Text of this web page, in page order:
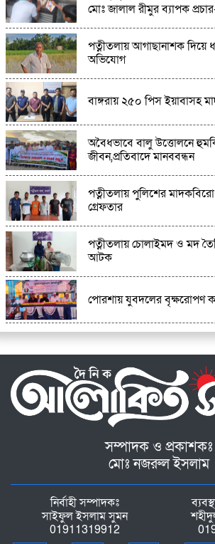
রাসেল নামের যুবক গ্রেপ্তার
ভাওয়াল বদরে আলম সরকারি
বিতরণ কর্মসূচি অনুষ্ঠিত
নিকাহ রেজিস্ট্রার কল্যাণ
মোঃ জালাল রীমুর ব্যাপক
পত্নীতলায় আগাছানাশক দিয়ে
অভিযোগ
বাঙ্গরায় ২৫০ পিস ইয়াবাসহ
অবৈধভাবে বালু উত্তোলনে
জীবন,প্রতিবাদে মানববন্ধন
পত্নীতলায় পুলিশের
গ্রেফতার
পত্নীতলায় চোলাইমদ ও মদ
আটক
পোরশায় যুবদলের বৃক্ষরোপণ
সম্পাদক ও প্রকাশকঃ
মোঃ নজরুল ইসলাম
নির্বাহী সম্পাদকঃ
সাইফুল ইসলাম সুমন
01911319912